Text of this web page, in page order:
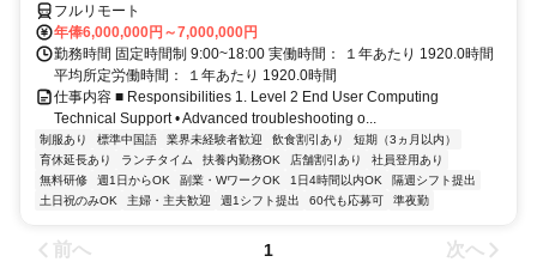
フルリモート
年俸6,000,000円～7,000,000円
勤務時間 固定時間制 9:00~18:00 実働時間： １年あたり 1920.0時間
平均所定労働時間： １年あたり 1920.0時間
仕事内容 ■ Responsibilities 1. Level 2 End User Computing
Technical Support • Advanced troubleshooting o...
制服あり 標準中国語 業界未経験者歓迎 飲食割引あり
短期（3ヵ月以内）
育休延長あり
ランチタイム 扶養内勤務OK 店舗割引あり
社員登用あり
無料研修
週1日からOK 副業・WワークOK 1日4時間以内OK
隔週シフト提出
土日祝のみOK
主婦・主夫歓迎 週1シフト提出 60代も応募可 準夜勤
前へ 1 次へ